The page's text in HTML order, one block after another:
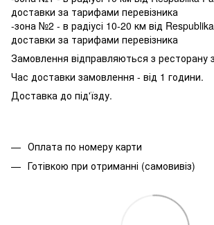
доставки за тарифами перевізника
-зона №2 - в радіусі 10-20 км від
доставки за тарифами перевізника
Замовлення відправляються з ресторану
Час доставки замовлення - від 1 години.
Доставка до під'їзду.
Оплата по номеру карти
Готівкою при отриманні (самовивіз)